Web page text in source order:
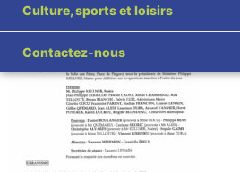
Culture, sports et loisirs
Contactez-nous